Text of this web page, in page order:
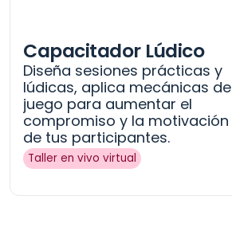
Capacitador Lúdico
Diseña sesiones prácticas y
lúdicas, aplica mecánicas de
juego para aumentar el
compromiso y la motivación
de tus participantes.
Taller en vivo virtual